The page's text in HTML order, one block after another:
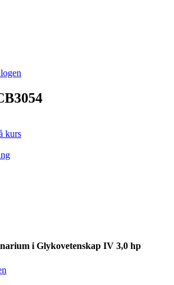
kurs
i Glykovetenskap IV 3,0 hp